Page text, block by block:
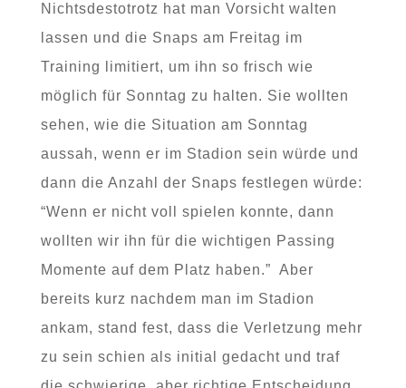
Nichtsdestotrotz hat man Vorsicht walten
lassen und die Snaps am Freitag im
Training limitiert, um ihn so frisch wie
möglich für Sonntag zu halten. Sie wollten
sehen, wie die Situation am Sonntag
aussah, wenn er im Stadion sein würde und
dann die Anzahl der Snaps festlegen würde:
“Wenn er nicht voll spielen konnte, dann
wollten wir ihn für die wichtigen Passing
Momente auf dem Platz haben.” Aber
bereits kurz nachdem man im Stadion
ankam, stand fest, dass die Verletzung mehr
zu sein schien als initial gedacht und traf